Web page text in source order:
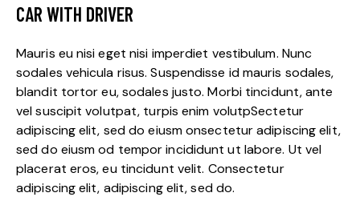
CAR WITH DRIVER
Mauris eu nisi eget nisi imperdiet vestibulum. Nunc
sodales vehicula risus. Suspendisse id mauris sodales,
blandit tortor eu, sodales justo. Morbi tincidunt, ante
vel suscipit volutpat, turpis enim volutpSectetur
adipiscing elit, sed do eiusm onsectetur adipiscing elit,
sed do eiusm od tempor incididunt ut labore. Ut vel
placerat eros, eu tincidunt velit. Consectetur
adipiscing elit, adipiscing elit, sed do.